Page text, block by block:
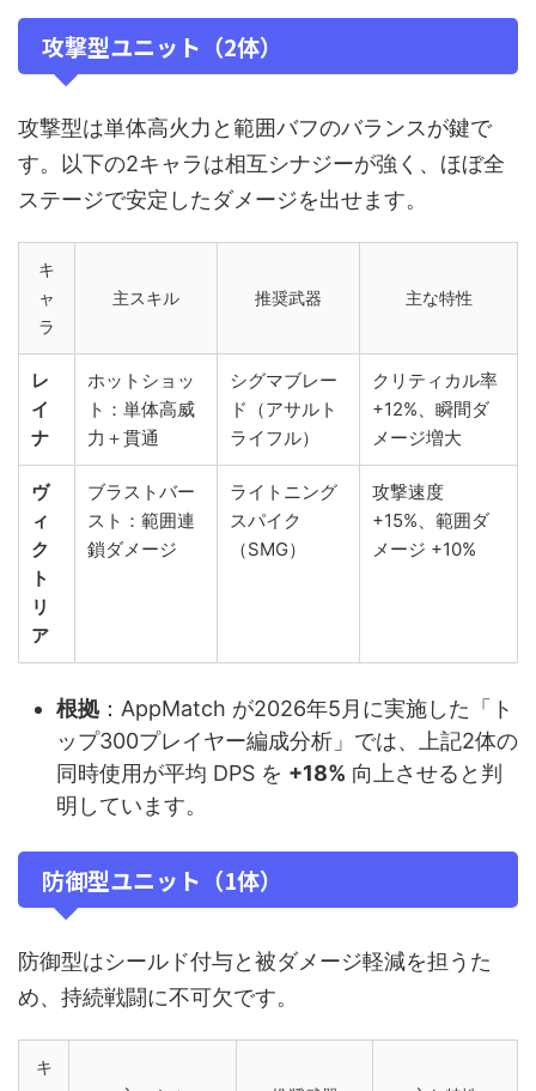
攻撃型ユニット（2体）
攻撃型は単体高火力と範囲バフのバランスが鍵で
す。以下の2キャラは相互シナジーが強く、ほぼ全
ステージで安定したダメージを出せます。
キ
ャ
ラ
主スキル 推奨武器 主な特性
レ
イ
ナ
ホットショッ
ト：単体高威
力＋貫通
シグマブレー
ド（アサルト
ライフル）
クリティカル率
+12%、瞬間ダ
メージ増大
ヴ
ィ
ク
ト
リ
ア
ブラストバー
スト：範囲連
鎖ダメージ
ライトニング
スパイク
（SMG）
攻撃速度
+15%、範囲ダ
メージ +10%
根拠 ：AppMatch が2026年5月に実施した「ト
ップ300プレイヤー編成分析」では、上記2体の
同時使用が平均 DPS を +18% 向上させると判
明しています。
防御型ユニット（1体）
防御型はシールド付与と被ダメージ軽減を担うた
め、持続戦闘に不可欠です。
キ